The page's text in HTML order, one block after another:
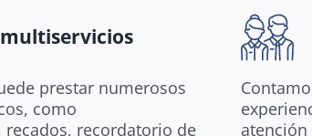
prestar numerosos
como
recordatorio de